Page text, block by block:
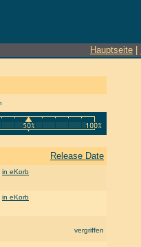
Hauptseite
Release Date
in eKorb
in eKorb
vergriffen